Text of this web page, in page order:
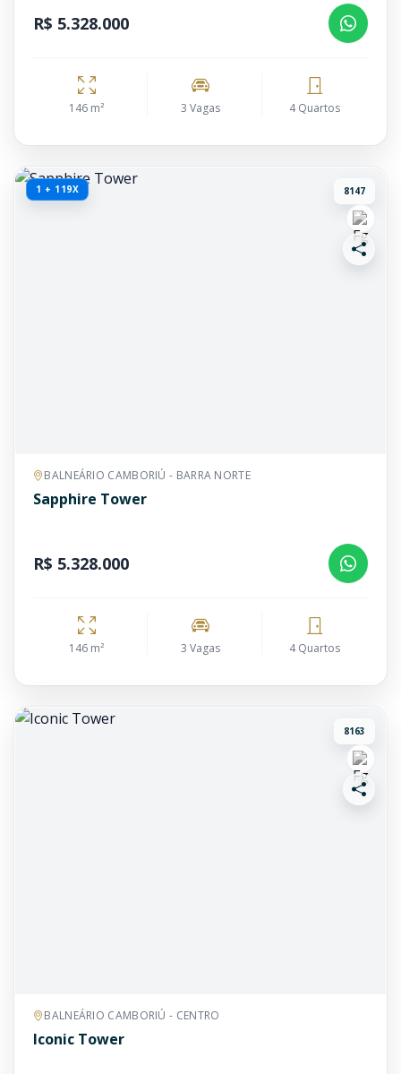
R$ 5.328.000
146 m² 3 Vagas 4 Quartos
1 + 119X 8147
BALNEÁRIO CAMBORIÚ - BARRA NORTE
Sapphire Tower
R$ 5.328.000
146 m² 3 Vagas 4 Quartos
8163
BALNEÁRIO CAMBORIÚ - CENTRO
Iconic Tower